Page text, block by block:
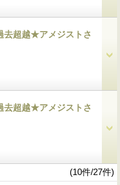
去超越★アメジストさ
去超越★アメジストさ
(10件/27件)